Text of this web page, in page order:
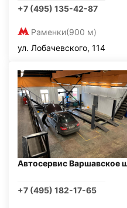
+7 (495) 135-42-87
Раменки(900 м)
ул. Лобачевского, 114
Автосервис Варшавское
+7 (495) 182-17-65